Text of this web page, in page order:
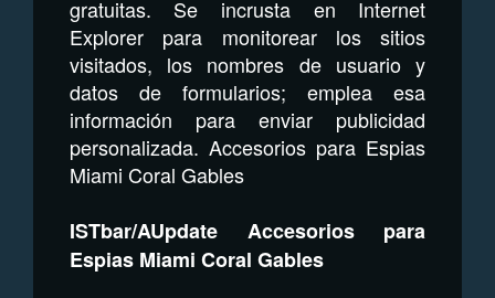
gratuitas. Se incrusta en Internet
Explorer para monitorear los sitios
visitados, los nombres de usuario y
datos de formularios; emplea esa
información para enviar publicidad
personalizada. Accesorios para Espias
Miami Coral Gables
ISTbar/AUpdate Accesorios para
Espias Miami Coral Gables